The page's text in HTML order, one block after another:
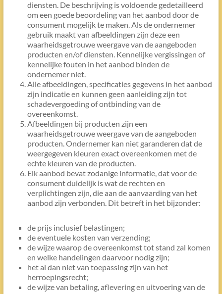
diensten. De beschrijving is voldoende gedetailleerd
om een goede beoordeling van het aanbod door de
consument mogelijk te maken. Als de ondernemer
gebruik maakt van afbeeldingen zijn deze een
waarheidsgetrouwe weergave van de aangeboden
producten en/of diensten. Kennelijke vergissingen of
kennelijke fouten in het aanbod binden de
ondernemer niet.
Alle afbeeldingen, specificaties gegevens in het aanbod
zijn indicatie en kunnen geen aanleiding zijn tot
schadevergoeding of ontbinding van de
overeenkomst.
Afbeeldingen bij producten zijn een
waarheidsgetrouwe weergave van de aangeboden
producten. Ondernemer kan niet garanderen dat de
weergegeven kleuren exact overeenkomen met de
echte kleuren van de producten.
Elk aanbod bevat zodanige informatie, dat voor de
consument duidelijk is wat de rechten en
verplichtingen zijn, die aan de aanvaarding van het
aanbod zijn verbonden. Dit betreft in het bijzonder:
de prijs inclusief belastingen;
de eventuele kosten van verzending;
de wijze waarop de overeenkomst tot stand zal komen
en welke handelingen daarvoor nodig zijn;
het al dan niet van toepassing zijn van het
herroepingsrecht;
de wijze van betaling, aflevering en uitvoering van de